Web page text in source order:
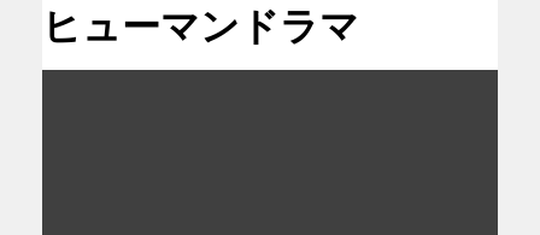
ヒューマンドラマ